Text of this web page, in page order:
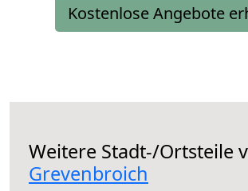
Kostenlose Angebote
Weitere Stadt-/Ortsteile
Grevenbroich